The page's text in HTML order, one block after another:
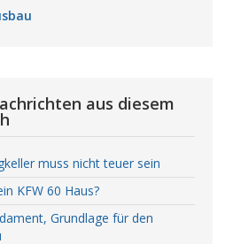
aus diesem
muss nicht teuer sein
KFW 60 Haus?
Grundlage für den